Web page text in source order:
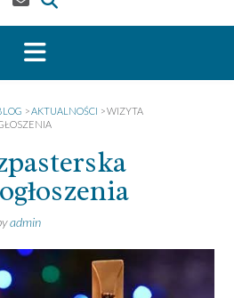
>AKTUALNOŚCI >WIZYTA
admin